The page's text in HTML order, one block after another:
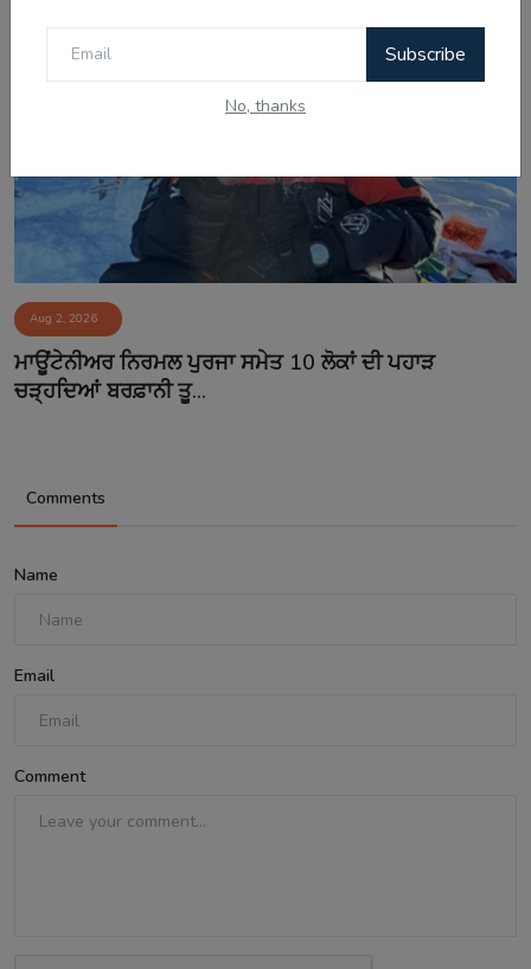
Subscribe
No, thanks
Aug 2, 2026
ਮਾਊਂਟੇਨੀਅਰ ਨਿਰਮਲ ਪੁਰਜਾ ਸਮੇਤ 10 ਲੋਕਾਂ ਦੀ ਪਹਾੜ
ਚੜ੍ਹਦਿਆਂ ਬਰਫ਼ਾਨੀ ਤੂ...
Comments
Name
Email
Comment